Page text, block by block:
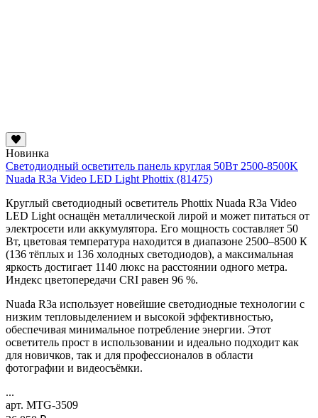
Новинка
Светодиодный осветитель панель круглая 50Вт 2500-8500K
Nuada R3a Video LED Light Phottix (81475)
Круглый светодиодный осветитель Phottix Nuada R3a Video
LED Light оснащён металлической лирой и может питаться от
электросети или аккумулятора. Его мощность составляет 50
Вт, цветовая температура находится в диапазоне 2500–8500 К
(136 тёплых и 136 холодных светодиодов), а максимальная
яркость достигает 1140 люкс на расстоянии одного метра.
Индекс цветопередачи CRI равен 96 %.
Nuada R3a использует новейшие светодиодные технологии с
низким тепловыделением и высокой эффективностью,
обеспечивая минимальное потребление энергии. Этот
осветитель прост в использовании и идеально подходит как
для новичков, так и для профессионалов в области
фотографии и видеосъёмки.
...
арт. MTG-3509